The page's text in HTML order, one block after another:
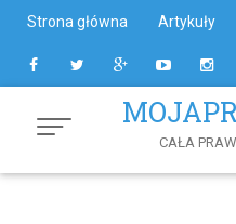
Content
Strona główna Artykuły
CAŁA